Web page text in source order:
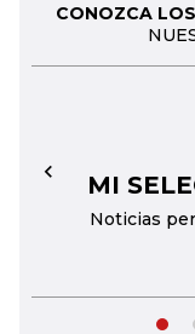
CONOZCA
MI
Noticias
←